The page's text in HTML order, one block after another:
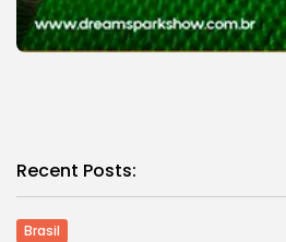
Recent Posts:
Brasil